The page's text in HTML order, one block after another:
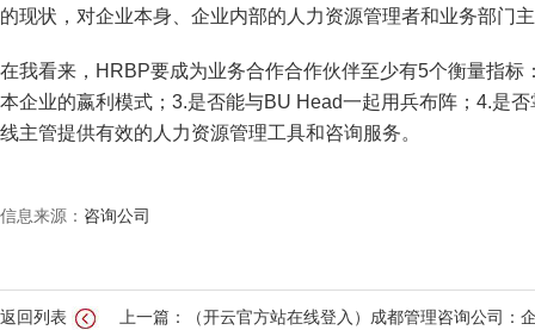
的现状，对企业本身、企业内部的人力资源管理者和业务部门
在我看来，HRBP要成为业务合作合作伙伴至少有5个衡量指
本企业的嬴利模式；3.是否能与BU Head一起用兵布阵；4.是
线主管提供有效的人力资源管理工具和咨询服务。
信息来源： 咨询公司
返回列表 上一篇：（开云官方站在线登入）成都管理咨询公司：